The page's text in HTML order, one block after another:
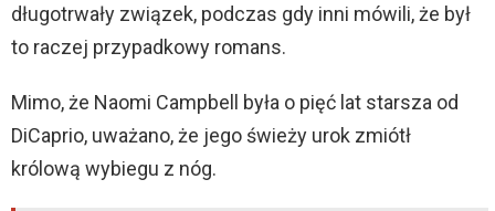
długotrwały związek, podczas gdy inni mówili, że był
to raczej przypadkowy romans.
Mimo, że Naomi Campbell była o pięć lat starsza od
DiCaprio, uważano, że jego świeży urok zmiótł
królową wybiegu z nóg.